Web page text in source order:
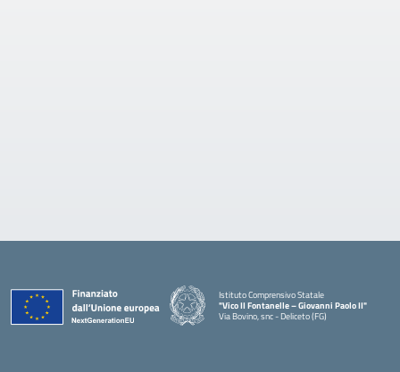
Istituto Comprensivo Statale
"Vico II Fontanelle – Giovanni Paolo II"
Via Bovino, snc - Deliceto (FG)